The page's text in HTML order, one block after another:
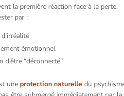
la première réaction face à la perte.
par :
émotionnel
d’être “déconnecté”
une protection naturelle du